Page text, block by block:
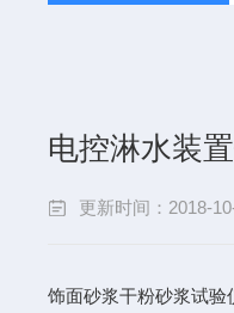
电控淋水装
更新时间：2018-
饰面砂浆干粉砂浆试验